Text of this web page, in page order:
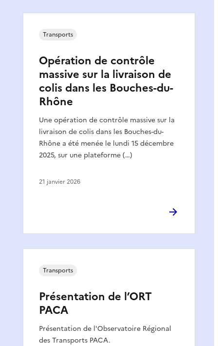
Opération de contrôle
massive sur la livraison de
colis dans les Bouches-du-
Rhône
Une opération de contrôle massive sur la
livraison de colis dans les Bouches-du-
Rhône a été menée le lundi 15 décembre
2025, sur une plateforme (…)
Transports
21 janvier 2026
Présentation de l’ORT
PACA
Présentation de l'Observatoire Régional
des Transports PACA.
Transports